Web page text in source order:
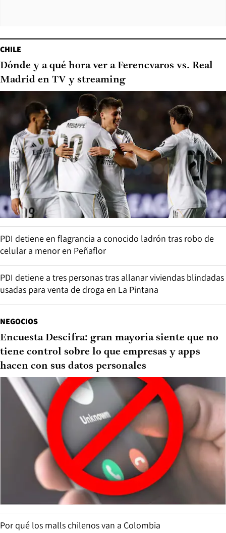
CHILE
Dónde y a qué hora ver a Ferencvaros vs. Real
Madrid en TV y streaming
PDI detiene en flagrancia a conocido ladrón tras robo de
celular a menor en Peñaflor
PDI detiene a tres personas tras allanar viviendas blindadas
usadas para venta de droga en La Pintana
NEGOCIOS
Encuesta Descifra: gran mayoría siente que no
tiene control sobre lo que empresas y apps
hacen con sus datos personales
Por qué los malls chilenos van a Colombia